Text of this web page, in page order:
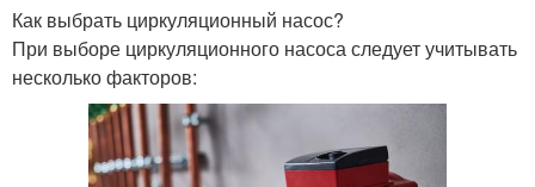
Как выбрать циркуляционный насос?
При выборе циркуляционного насоса следует учитывать
несколько факторов: